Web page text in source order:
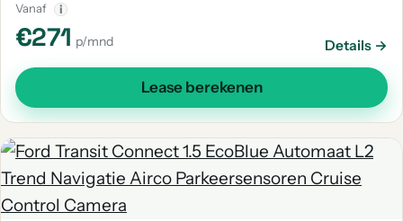
Vanaf i
€271 p/mnd Details →
Lease berekenen